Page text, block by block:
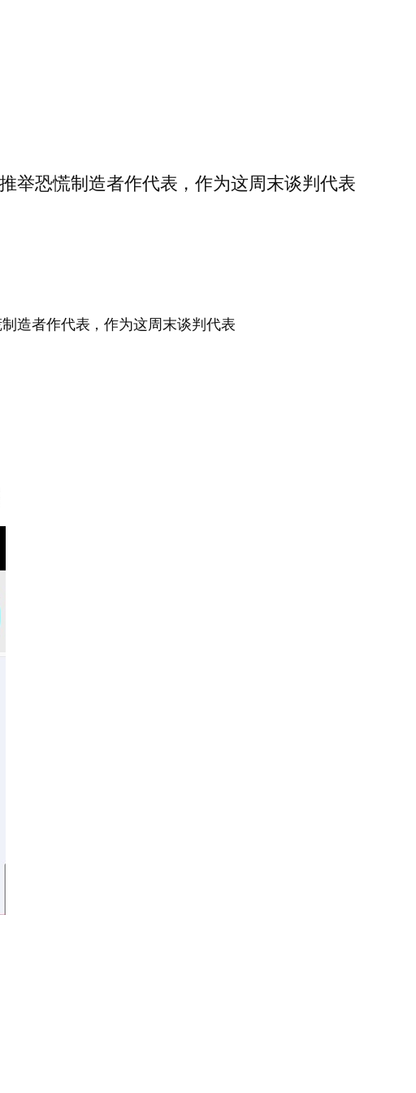
举恐慌制造者作代表，作为这周末谈判代表
造者作代表，作为这周末谈判代表